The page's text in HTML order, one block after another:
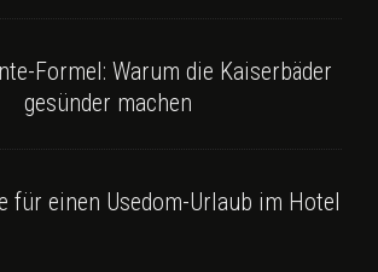
Formel: Warum die Kaiserbäder
gesünder machen
für einen Usedom-Urlaub im Hotel